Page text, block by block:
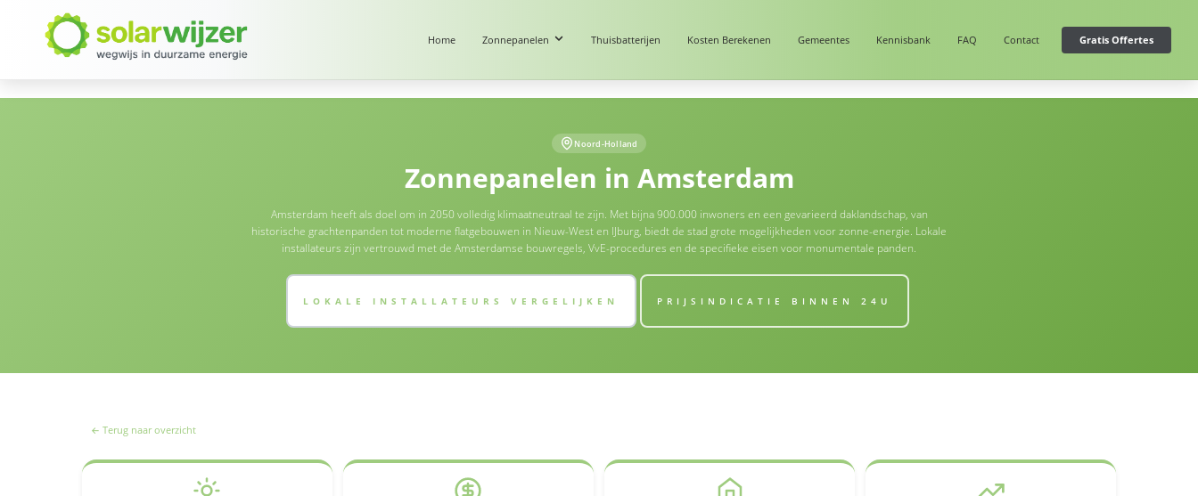
Home Zonnepanelen Thuisbatterijen Kosten Berekenen Gemeentes Kennisbank FAQ Contact Gratis Offertes
Noord-Holland
Zonnepanelen in Amsterdam
Amsterdam heeft als doel om in 2050 volledig klimaatneutraal te zijn. Met bijna 900.000 inwoners en een gevarieerd daklandschap, van
historische grachtenpanden tot moderne flatgebouwen in Nieuw-West en IJburg, biedt de stad grote mogelijkheden voor zonne-energie. Lokale
installateurs zijn vertrouwd met de Amsterdamse bouwregels, VvE-procedures en de specifieke eisen voor monumentale panden.
LOKALE INSTALLATEURS VERGELIJKEN PRIJSINDICATIE BINNEN 24U
← Terug naar overzicht